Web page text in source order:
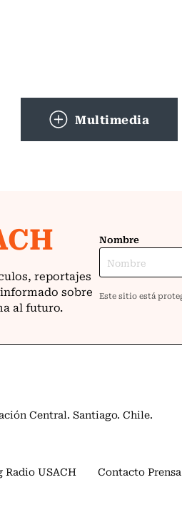
Multimedia
Central. Santiago. Chile.
Radio USACH Contacto Prensa